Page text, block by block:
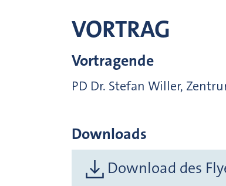
VORTRAG
Vortragende
PD Dr. Stefan Willer,
Downloads
Download des